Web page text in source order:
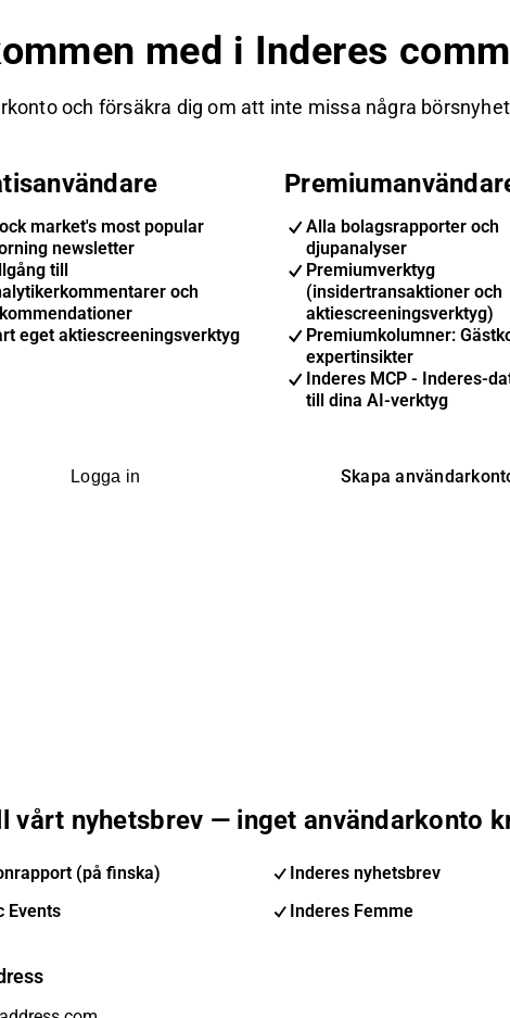
med i Inderes
och försäkra dig om att inte missa några
market's most popular
newsletter
till
och
eget aktiescreeningsverktyg
Alla bolagsrapporter och
djupanalyser
Premiumverktyg
(insidertransaktioner och
aktiescreeningsverktyg)
Premiumkolumner:
expertinsikter
Inderes MCP - Inderes-
till dina AI-verktyg
Logga in Skapa
vårt nyhetsbrev — inget användarkonto
(på finska)
Inderes nyhetsbrev
Events
Inderes Femme